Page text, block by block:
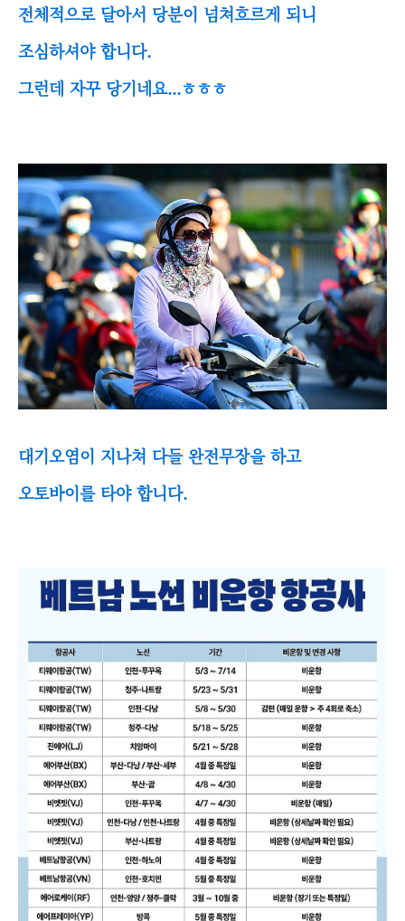
전체적으로 달아서 당분이 넘쳐흐르게 되니
조심하셔야 합니다.
그런데 자꾸 당기네요...ㅎㅎㅎ
대기오염이 지나쳐 다들 완전무장을 하고
오토바이를 타야 합니다.